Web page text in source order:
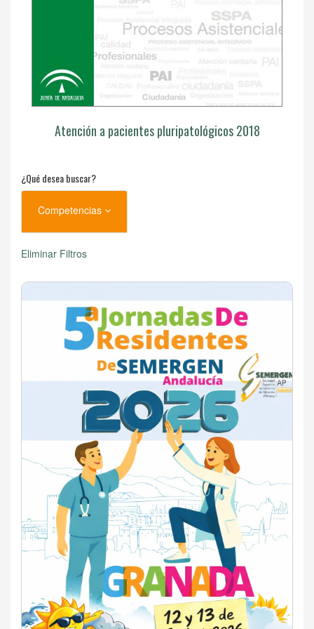
Atención a pacientes pluripatológicos 2018
¿Qué desea buscar?
Competencias
Eliminar Filtros